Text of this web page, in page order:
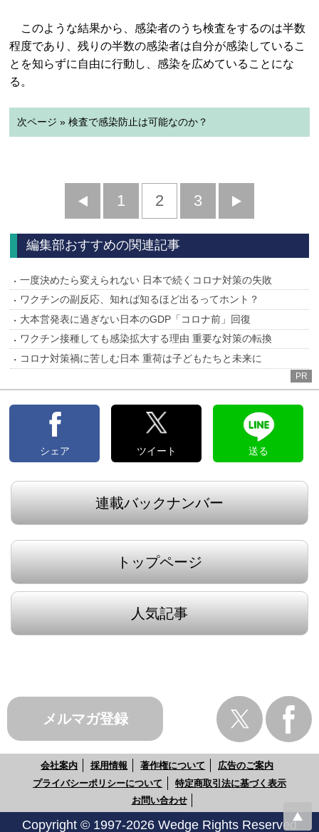
このような結果から、感染者のうち検査をするのは半数
程度であり、残りの半数の感染者は自分が感染しているこ
とを知らずに自由に行動し、感染を広めていることにな
る。
次ページ » 検査で感染防止は可能なのか？
前
へ
1 2 3
へ
編集部おすすめの関連記事
一度決めたら変えられない 日本で続くコロナ対策の失敗
ワクチンの副反応、知れば知るほど出るってホント？
大本営発表に過ぎない日本のGDP「コロナ前」回復
ワクチン接種しても感染拡大する理由 重要な対策の転換
コロナ対策禍に苦しむ日本 重荷は子どもたちと未来に
PR
シェア ツイート 送る
連載バックナンバー
トップページ
人気記事
メルマガ登録
会社案内 採用情報 著作権について
広告のご案内
プライバシーポリシーについて
特定商取引法に基づく表示
お問い合わせ
Copyright © 1997-2026 Wedge Rights Reserved